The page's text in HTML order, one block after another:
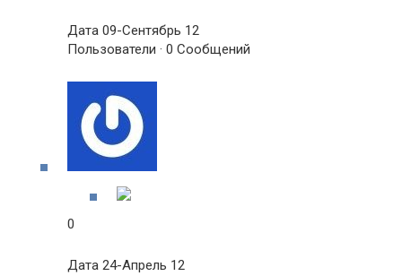
Дата 09-Сентябрь 12
Пользователи · 0 Сообщений
0
Дата 24-Апрель 12